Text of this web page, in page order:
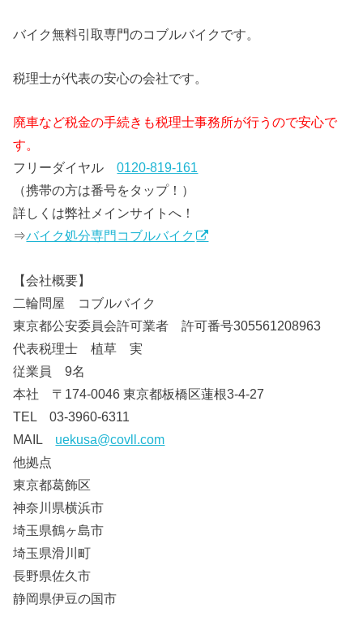
バイク無料引取専門のコブルバイクです。
税理士が代表の安心の会社です。
廃車など税金の手続きも税理士事務所が行うので安心で
す。
フリーダイヤル0120-819-161
（携帯の方は番号をタップ！）
詳しくは弊社メインサイトへ！
⇒バイク処分専門コブルバイク
【会社概要】
二輪問屋 コブルバイク
東京都公安委員会許可業者 許可番号305561208963
代表税理士 植草 実
従業員 9名
本社 〒174-0046 東京都板橋区蓮根3-4-27
TEL 03-3960-6311
MAIL uekusa@covll.com
他拠点
東京都葛飾区
神奈川県横浜市
埼玉県鶴ヶ島市
埼玉県滑川町
長野県佐久市
静岡県伊豆の国市